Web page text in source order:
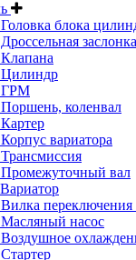
блока
заслонка
Цилиндр
ГРМ
коленвал
вариатора
Промежуточный вал
переключения
насос